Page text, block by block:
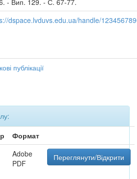
- Вип. 129. - С. 67-77.
dspace.lvduvs.edu.ua/handle/
публікації
Формат
Adobe
PDF
Переглянути/Відкрити